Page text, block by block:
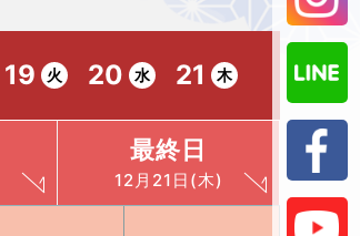
19 火 20 水 21 木
最終日
12月21日(木)